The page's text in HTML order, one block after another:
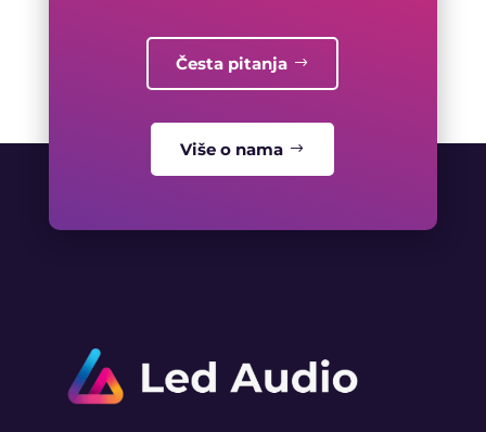
Česta pitanja
Više o nama